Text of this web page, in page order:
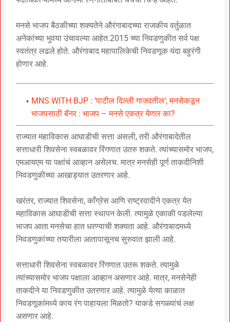
मनसे भाजप बैठकीच्या शक्यतेने औरंगाबादच्या राजकीय वर्तुळात
अनेकांच्या भुवया उंचावल्या आहेत.2015 च्या निवडणुकीत सर्व पक्ष
स्वतंत्र लढले होते. औरंगाबाद महापालिकेची निवडणूक यंदा बहुरंगी
होणार आहे.
MNS WITH BJP : ‘पाटील दिल्ली गाजवतील’; मनसेकडून
भाजपसाठी बॅनर : भाजप – मनसे एकत्र येणार का?
राज्यात महाविकास आघाडीची सत्ता असली, तरी औरंगाबादेतील
सत्ताधारी शिवसेना स्वबळावर रिंगणात उतरु शकते. त्यांच्यासमोर भाजप,
एमआयएम या पक्षांचं आव्हान असेलच. मात्र मनसेही पूर्ण ताकदीनिशी
निवडणुकीच्या आखाड्यात उतरणार आहे.
खरंतर, राज्यात शिवसेना, काँग्रेस आणि राष्ट्रवादीने एकत्र येत
महाविकास आघाडीची सत्ता स्थापन केली. त्यामुळे एकाकी पडलेल्या
भाजप आता मनसेचा हात धरण्याची शक्यता आहे. औरंगाबादमध्ये
निवडणुकांच्या तयारीला आतापासूनच सुरुवात झाली आहे.
सत्ताधारी शिवसेना स्वबळावर रिंगणात उतरू शकते. त्यामुळे
त्यांच्यासमोर भाजप पक्षाला आव्हान असणार आहे. मात्र, मनसेनेही
ताकदीने या निवडणुकीत उतरणार आहे. त्यामुळे येत्या काळात
निवडणूकांमध्ये काय रंग पाहायला मिळतो? याकडे सगळ्यांचं लक्ष
असणार आहे.